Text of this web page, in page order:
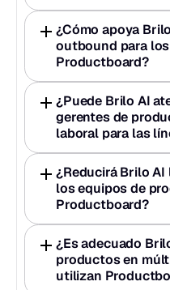
¿Cómo apoya
outbound para
Productboard?
¿Puede Brilo AI
gerentes de
laboral para las
¿Reducirá Brilo
los equipos de
Productboard?
¿Es adecuado
productos en
utilizan